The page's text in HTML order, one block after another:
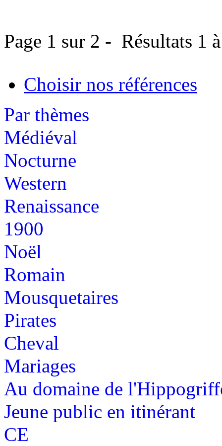
Page 1 sur 2 - Résultats 1
Choisir nos références
Par thèmes
Médiéval
Nocturne
Western
Renaissance
1900
Noël
Romain
Mousquetaires
Pirates
Cheval
Mariages
Au domaine de
Jeune public en itinérant
CE